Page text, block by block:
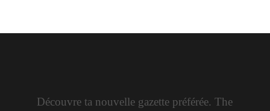
Découvre ta nouvelle gazette préférée. The